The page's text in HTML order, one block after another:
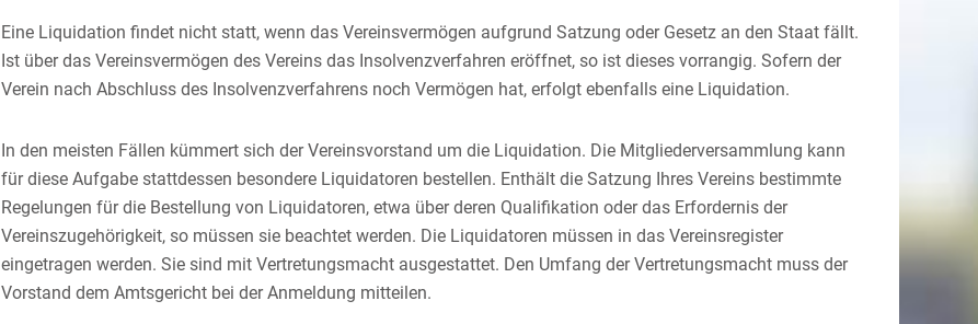
Eine Liquidation findet nicht statt, wenn das Vereinsvermögen aufgrund Satzung oder Gesetz an den Staat fällt.
Ist über das Vereinsvermögen des Vereins das Insolvenzverfahren eröffnet, so ist dieses vorrangig. Sofern der
Verein nach Abschluss des Insolvenzverfahrens noch Vermögen hat, erfolgt ebenfalls eine Liquidation.
In den meisten Fällen kümmert sich der Vereinsvorstand um die Liquidation. Die Mitgliederversammlung kann
für diese Aufgabe stattdessen besondere Liquidatoren bestellen. Enthält die Satzung Ihres Vereins bestimmte
Regelungen für die Bestellung von Liquidatoren, etwa über deren Qualifikation oder das Erfordernis der
Vereinszugehörigkeit, so müssen sie beachtet werden. Die Liquidatoren müssen in das Vereinsregister
eingetragen werden. Sie sind mit Vertretungsmacht ausgestattet. Den Umfang der Vertretungsmacht muss der
Vorstand dem Amtsgericht bei der Anmeldung mitteilen.